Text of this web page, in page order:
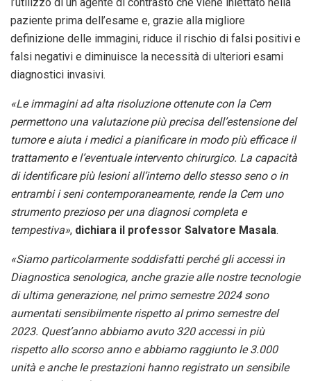
paziente prima dell’esame e, grazie alla migliore
definizione delle immagini, riduce il rischio di falsi positivi e
falsi negativi e diminuisce la necessità di ulteriori esami
diagnostici invasivi.
«Le immagini ad alta risoluzione ottenute con la Cem
permettono una valutazione più precisa dell’estensione del
tumore e aiuta i medici a pianificare in modo più efficace il
trattamento e l’eventuale intervento chirurgico. La capacità
di identificare più lesioni all’interno dello stesso seno o in
entrambi i seni contemporaneamente, rende la Cem uno
strumento prezioso per una diagnosi completa e
tempestiva», dichiara il professor Salvatore Masala.
«Siamo particolarmente soddisfatti perché gli accessi in
Diagnostica senologica, anche grazie alle nostre tecnologie
di ultima generazione, nel primo semestre 2024 sono
aumentati sensibilmente rispetto al primo semestre del
2023. Quest’anno abbiamo avuto 320 accessi in più
rispetto allo scorso anno e abbiamo raggiunto le 3.000
unità e anche le prestazioni hanno registrato un sensibile